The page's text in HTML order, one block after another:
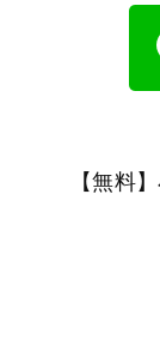
【無料